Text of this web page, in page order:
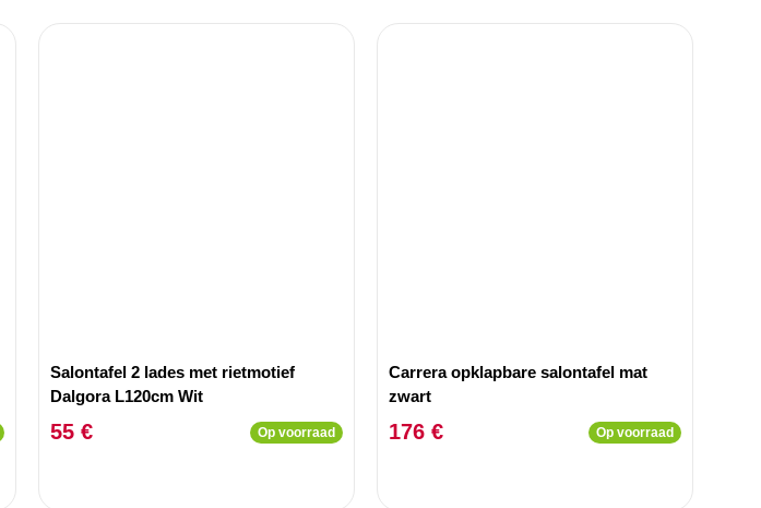
Salontafel 2 lades met rietmotief
Dalgora L120cm Wit
55 € Op voorraad
Carrera opklapbare salontafel mat
zwart
176 € Op voorraad